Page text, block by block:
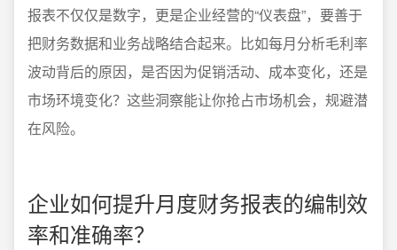
报表不仅仅是数字，更是企业经营的“仪表盘”，要善于
把财务数据和业务战略结合起来。比如每月分析毛利率
波动背后的原因，是否因为促销活动、成本变化，还是
市场环境变化？这些洞察能让你抢占市场机会，规避潜
在风险。
企业如何提升月度财务报表的编制效
率和准确率？